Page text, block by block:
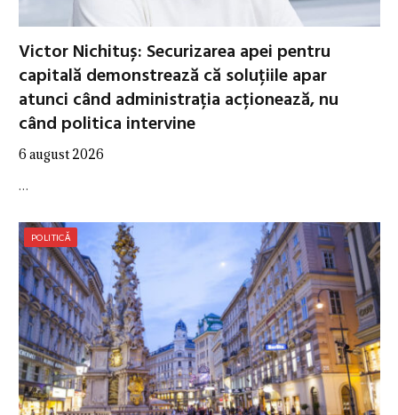
Victor Nichituș: Securizarea apei pentru
capitală demonstrează că soluțiile apar
atunci când administrația acționează, nu
când politica intervine
6 august 2026
…
POLITICĂ